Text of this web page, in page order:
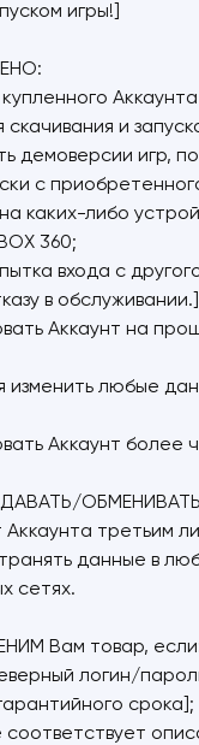
игры!]
купленного
скачивания и
демоверсии игр,
с
на каких-либо
360;
входа с
в обслуживании.]
Аккаунт на
изменить любые
Аккаунт более
третьим
данные в
сетях.
Вам товар,
логин/
срока];
соответствует